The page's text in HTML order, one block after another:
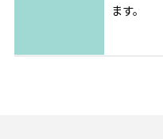
ます。
最新の
充実の
※航空会